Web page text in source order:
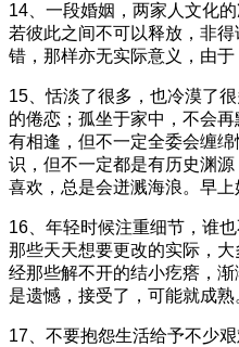
14、一段婚姻，两家人文化
若彼此之间不可以释放，非
错，那样亦无实际意义，由于
15、恬淡了很多，也冷漠了
的倦恋；孤坐于家中，不会
有相逢，但不一定全委会缠
识，但不一定都是有历史渊
喜欢，总是会迸溅海浪。早上
16、年轻时候注重细节，谁
那些天天想要更改的实际，
经那些解不开的结小疙瘩，
是遗憾，接受了，可能就成熟
17、不要抱怨生活给予不少